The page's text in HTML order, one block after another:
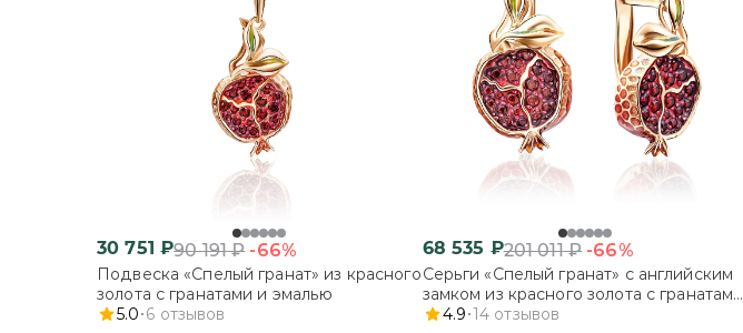
30 751 ₽90 191₽ -66%
Подвеска «Спелый гранат» из красного
золота с гранатами и эмалью
5.0 6 отзывов
68 535 ₽201 011₽ -66%
Серьги «Спелый гранат» с английским
замком из красного золота с гранатами
и эмалью
4.9 14 отзывов